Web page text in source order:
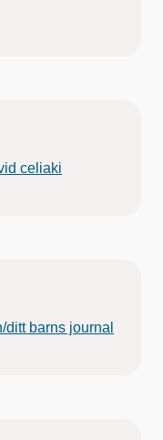
celiaki
barns journal